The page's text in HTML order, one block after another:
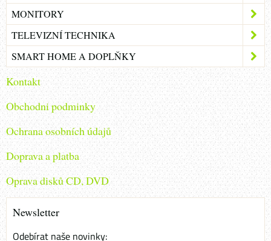
MONITORY
TELEVIZNÍ TECHNIKA
SMART HOME A DOPLŇKY
Kontakt
Obchodni podminky
Ochrana osobních údajů
Doprava a platba
Oprava disků CD, DVD
Newsletter
Odebírat naše novinky: